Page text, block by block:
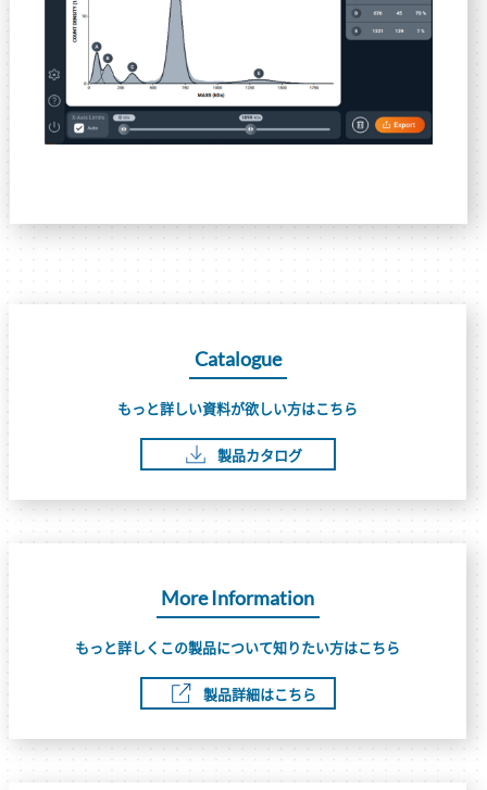
Catalogue
もっと詳しい資料が欲しい方はこちら
製品カタログ
More Information
もっと詳しくこの製品について知りたい方はこちら
製品詳細はこちら